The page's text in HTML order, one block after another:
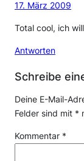
17. März 2009
Total cool, ich
Antworten
Schreibe
Deine E-Mail-
Felder sind mit *
Kommentar *